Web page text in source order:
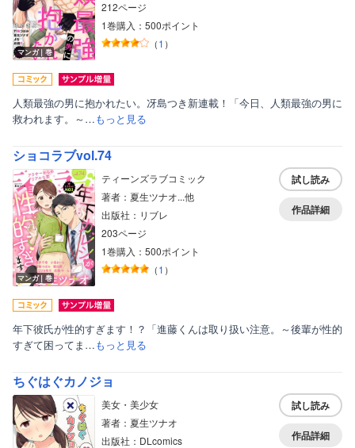
マンガ｜巻
212ページ
1巻購入：500ポイント
（1 ）
人類最強の男に抱かれたい。冴島つき新連載！「今日、人類最強の男に
救われます。～…もっと見る
ショコラブvol.74
マンガ｜巻
ティーンズラブコミック
著者：夏生ツナオ...他
出版社：リブレ
203ページ
1巻購入：500ポイント
（1 ）
試し読み
作品詳細
年下彼氏が性的すぎます！？「進藤くんは取り扱い注意。～後輩が性的
すぎて困ってま…もっと見る
ちぐはぐカノジョ
美女・美少女
著者：夏生ツナオ
出版社：DLcomics
試し読み
作品詳細